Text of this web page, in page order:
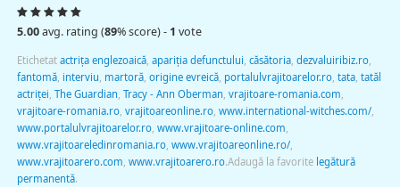
5.00avg. rating (89% score) - 1 vote
Etichetat actriţa englezoaică, apariţia defunctului, căsătoria, dezvaluiribiz.ro,
fantomă, interviu, martoră, origine evreică, portalulvrajitoarelor.ro, tata, tatăl
actriţei, The Guardian, Tracy - Ann Oberman, vrajitoare-romania.com,
vrajitoare-romania.ro, vrajitoareonline.ro, www.international-witches.com/,
www.portalulvrajitoarelor.ro, www.vrajitoare-online.com,
www.vrajitoareledinromania.ro, www.vrajitoareonline.ro/,
www.vrajitoarero.com, www.vrajitoarero.ro.Adaugă la favorite legătură
permanentă.